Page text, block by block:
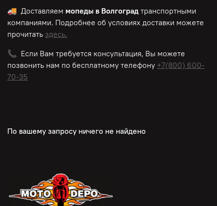
🚚 Доставляем мопеды в Волгоград транспортными
компаниями. Подробнее об условиях доставки можете
прочитать здесь.
📞 Если Вам требуется консультация, Вы можете
позвонить нам по бесплатному телефону +7(800) 600-
70-35
По вашему запросу ничего не найдено